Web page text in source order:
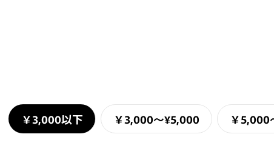
￥3,000以下 ￥3,000〜¥5,000 ￥